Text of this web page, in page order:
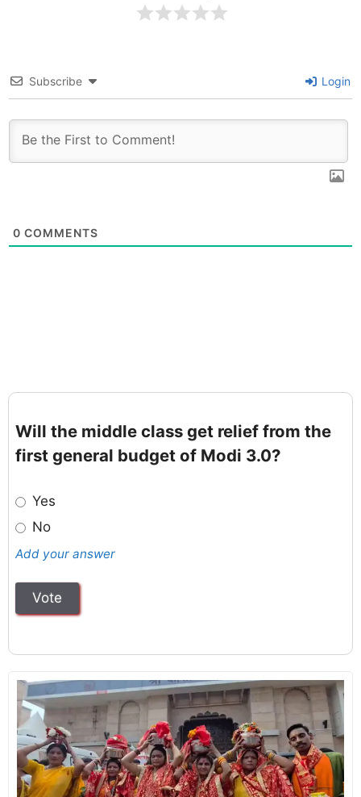
Subscribe Login
0 COMMENTS
Will the middle class get relief from the
first general budget of Modi 3.0?
Yes
No
Add your answer